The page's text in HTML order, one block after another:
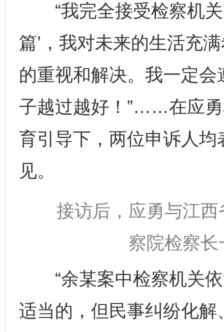
“我完全接受检察机关
篇’，我对未来的生活充
的重视和解决。我一定
子越过越好！”……在应
育引导下，两位申诉人
见。
接访后，应勇与江西
察院检察
“余某案中检察机关依
适当的，但民事纠纷化